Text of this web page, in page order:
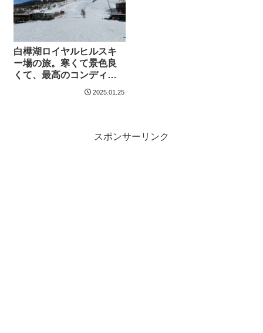
白樺湖ロイヤルヒルスキ
ー場の旅。寒くて景色良
くて、最高のコンディシ
ョンの整地ゲレンデだっ
2025.01.25
スポンサーリンク